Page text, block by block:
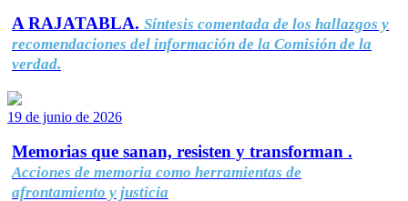
A RAJATABLA. Síntesis comentada de los hallazgos y
recomendaciones del información de la Comisión de la
verdad.
19 de junio de 2026
Memorias que sanan, resisten y transforman .
Acciones de memoria como herramientas de
afrontamiento y justicia